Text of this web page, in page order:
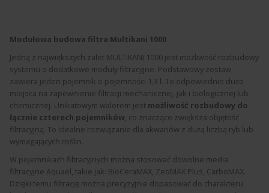
Modułowa budowa filtra Multikani 1000
Jedną z największych zalet MULTIKANI 1000 jest możliwość rozbudowy
systemu o dodatkowe moduły filtracyjne. Podstawowy zestaw
zawiera jeden pojemnik o pojemności 1,3 l. To odpowiednio dużo
miejsca na zapewnienie filtracji mechanicznej, jak i biologicznej lub
chemicznej. Unikatowym walorem jest możliwość rozbudowy do
łącznie czterech pojemników, co znacząco zwiększa objętość
filtracyjną. To idealne rozwiązanie dla akwariów z dużą liczbą ryb lub
wymagających roślin.
W pojemnikach filtracyjnych można stosować dowolne media
filtracyjne Aquael, takie jak: BioCeraMAX, ZeoMAX Plus, CarboMAX.
Dzięki temu filtrację można precyzyjnie dopasować do charakteru